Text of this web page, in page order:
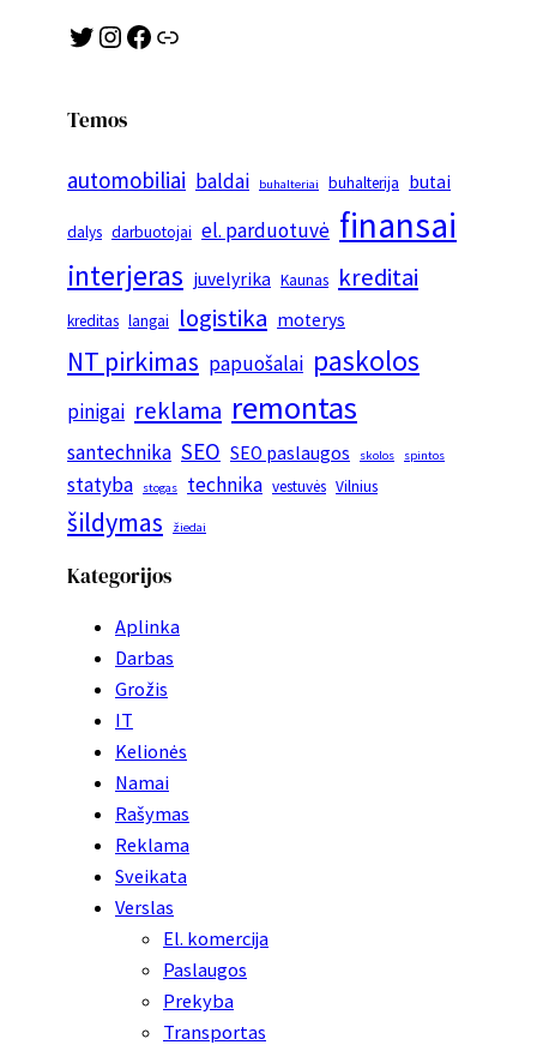
Twitter Instagram Facebook Link
Temos
automobiliai baldai buhalteriai buhalterija butai
dalys darbuotojai el. parduotuvė finansai
interjeras juvelyrika Kaunas kreditai
kreditas langai logistika moterys
NT pirkimas papuošalai paskolos
pinigai reklama remontas
santechnika SEO SEO paslaugos skolos spintos
statyba stogas technika vestuvės Vilnius
šildymas žiedai
Kategorijos
Aplinka
Darbas
Grožis
IT
Kelionės
Namai
Rašymas
Reklama
Sveikata
Verslas
El. komercija
Paslaugos
Prekyba
Transportas